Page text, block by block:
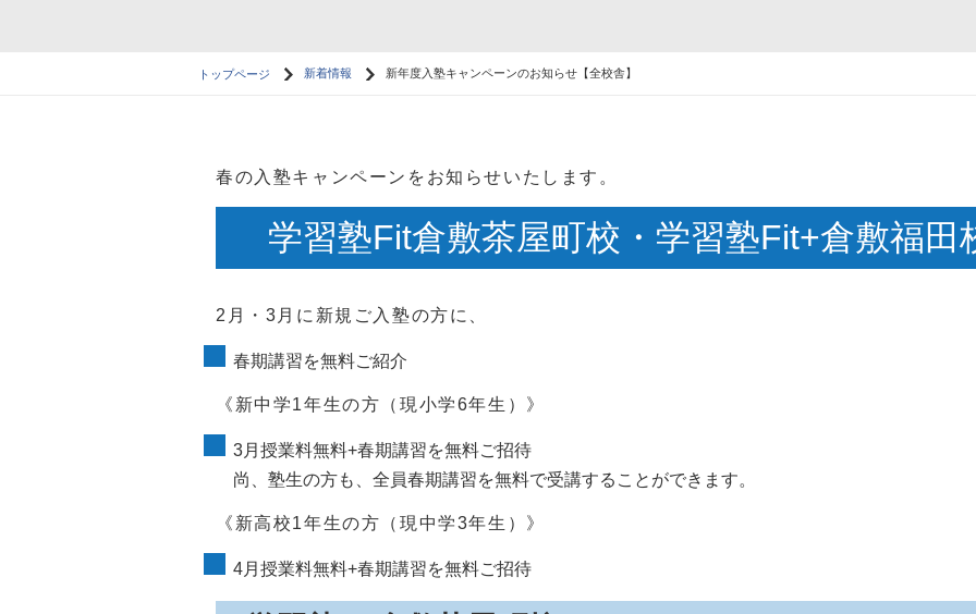
トップページ 新着情報 新年度入塾キャンペーンのお知らせ【全校舎】
春の入塾キャンペーンをお知らせいたします。
学習塾Fit倉敷茶屋町校・学習塾Fit+倉敷福田
2月・3月に新規ご入塾の方に、
春期講習を無料ご紹介
《新中学1年生の方（現小学6年生）》
3月授業料無料+春期講習を無料ご招待
尚、塾生の方も、全員春期講習を無料で受講することができます。
《新高校1年生の方（現中学3年生）》
4月授業料無料+春期講習を無料ご招待